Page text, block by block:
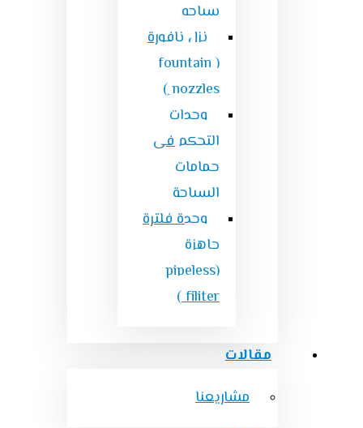
سباحه
نزل نافورة
( fountain
nozzles )
وحدات
التحكم فى
حمامات
السباحة
وحدة فلترة
جاهزة
(pipeless
filiter )
مقالات
مشاريعنا